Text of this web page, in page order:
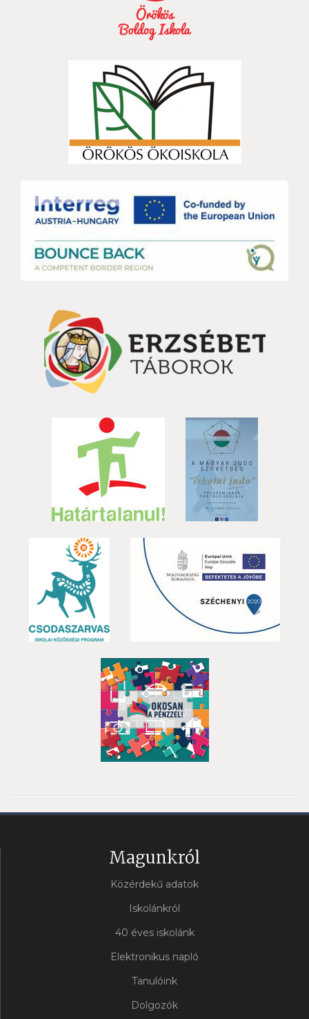
Magunkról
Közérdekű adatok
Iskolánkról
40 éves iskolánk
Elektronikus napló
Tanulóink
Dolgozók